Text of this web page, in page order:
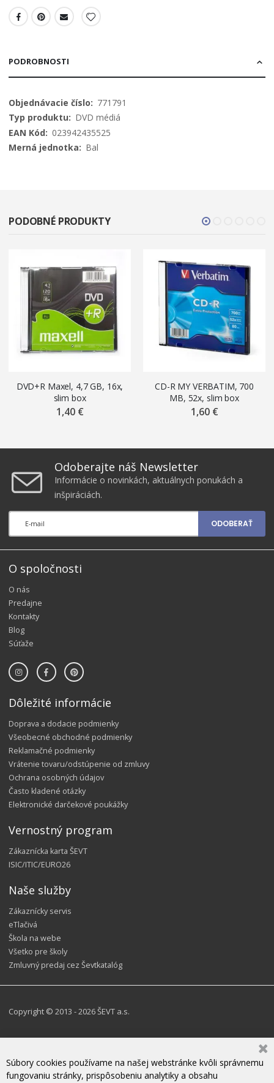
PODROBNOSTI
Viac
informácií
771791
DVD médiá
023942435525
Bal
PODOBNÉ PRODUKTY
DVD+R Maxel, 4,7 GB, 16x,
slim box
1,40 €
CD-R MY VERBATIM, 700
MB, 52x, slim box
1,60 €
Odoberajte náš Newsletter
Informácie o novinkách, aktuálnych ponukách a
inšpiráciách.
ODOBERAŤ
O spoločnosti
O nás
Predajne
Kontakty
Blog
Súťaže
Dôležité informácie
Doprava a dodacie podmienky
Všeobecné obchodné podmienky
Reklamačné podmienky
Vrátenie tovaru/odstúpenie od zmluvy
Ochrana osobných údajov
Často kladené otázky
Elektronické darčekové poukážky
Vernostný program
Zákaznícka karta ŠEVT
ISIC/ITIC/EURO26
Naše služby
Zákaznícky servis
eTlačivá
Škola na webe
Všetko pre školy
Zmluvný predaj cez Ševtkatalóg
Copyright © 2013 - 2026 ŠEVT a.s.
Súbory cookies používame na našej webstránke kvôli správnemu
fungovaniu stránky, prispôsobeniu analytiky a obsahu